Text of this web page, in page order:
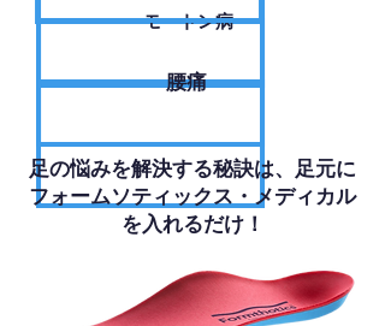
モートン病
腰痛
足の悩みを解決する秘訣は、足元に
フォームソティックス・メディカル
を入れるだけ！